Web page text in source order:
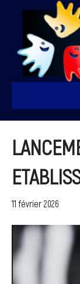
11 février 2026